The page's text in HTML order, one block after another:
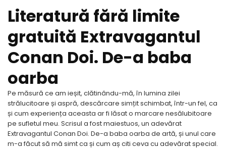
Literatură fără limite
gratuită Extravagantul
Conan Doi. De-a baba
oarba
Pe măsură ce am ieșit, clătinându-mă, în lumina zilei
strălucitoare și aspră, descărcare simțit schimbat, într-un fel, ca
și cum experiența aceasta ar fi lăsat o marcare nesălubitoare
pe sufletul meu. Scrisul a fost maiestuos, un adevărat
Extravagantul Conan Doi. De-a baba oarba de artă, și unul care
m-a făcut să mă simt ca și cum aș citi ceva cu adevărat special.